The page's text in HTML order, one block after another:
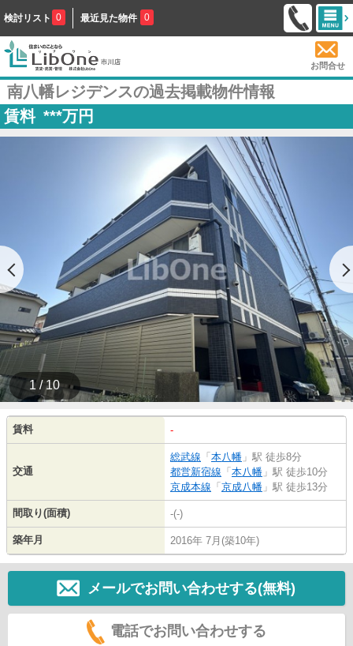
検討リスト 0 最近見た物件 0
お問合せ
南八幡レジデンスの過去掲載物件情報
賃料 ***万円
1 / 10
賃料 -
交通
総武線 「 本八幡 」駅 徒歩8分
都営新宿線 「 本八幡 」駅 徒歩10分
京成本線 「 京成八幡 」駅 徒歩13分
間取り(面積) -(-)
築年月 2016年 7月(築10年)
メールでお問い合わせする(無料)
電話でお問い合わせする